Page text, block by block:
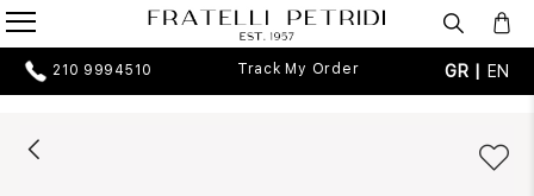
210 9994510 Track My Order GR | EN